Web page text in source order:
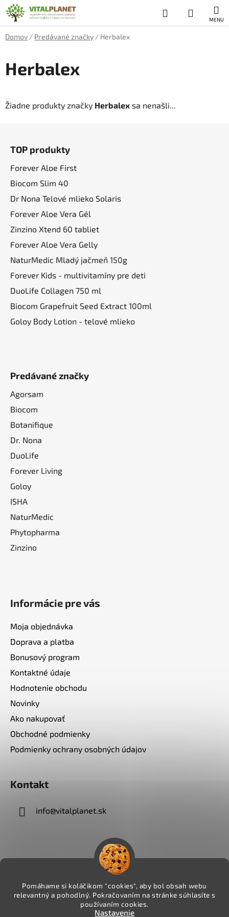
Pomáhame si koláčikom "cookies", aby bol obsah webu
relevantný a pohodlný. Pokračovaním na stránke súhlasíte s
používaním cookies.
Nastavenie
Prejsť
na
obsah
Hľadať
KOŠÍK
Domov / Predávané značky / Herbalex
Herbalex
Žiadne produkty značky Herbalex sa nenašli...
TOP produkty
Forever Aloe First
Biocom Slim 40
Dr Nona Telové mlieko Solaris
Forever Aloe Vera Gél
Zinzino Xtend 60 tabliet
Forever Aloe Vera Gelly
NaturMedic Mladý jačmeň 150g
Forever Kids - multivitamíny pre deti
DuoLife Collagen 750 ml
Biocom Grapefruit Seed Extract 100ml
Goloy Body Lotion - telové mlieko
Predávané značky
Agorsam
Biocom
Botanifique
Dr. Nona
DuoLife
Forever Living
Goloy
ISHA
NaturMedic
Phytopharma
Zinzino
Informácie pre vás
Moja objednávka
Doprava a platba
Bonusový program
Kontaktné údaje
Hodnotenie obchodu
Novinky
Ako nakupovať
Obchodné podmienky
Podmienky ochrany osobných údajov
Kontakt
info@vitalplanet.sk